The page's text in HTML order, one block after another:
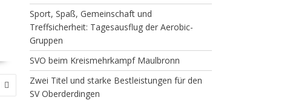
​Sport, Spaß, Gemeinschaft und
Treffsicherheit: Tagesausflug der Aerobic-
Gruppen
SVO beim Kreismehrkampf Maulbronn
Zwei Titel und starke Bestleistungen für den
SV Oberderdingen